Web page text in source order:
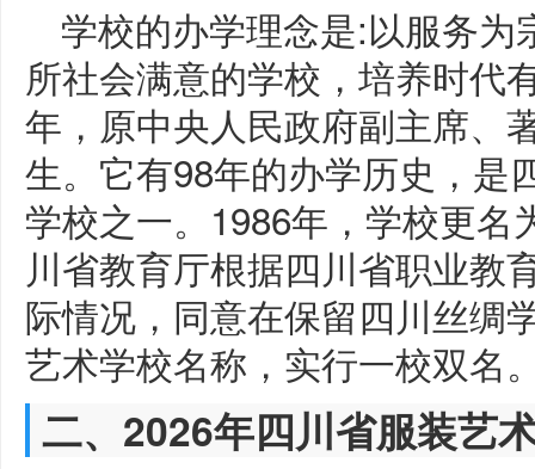
学校的办学理念是:以服务
所社会满意的学校，培养时代
年，原中央人民政府副主席、
生。它有98年的办学历史，是
学校之一。1986年，学校更
川省教育厅根据四川省职业教
际情况，同意在保留四川丝绸
艺术学校名称，实行一校双名
二、2026年四川省服装艺